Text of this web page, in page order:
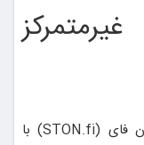
دو صرافی دی داست (DeDust) و استون فای (STON.fi) با